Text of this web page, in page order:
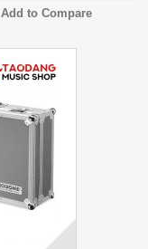
Add to Compare